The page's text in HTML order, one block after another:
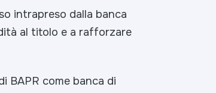
intrapreso dalla banca
al titolo e a rafforzare
BAPR come banca di